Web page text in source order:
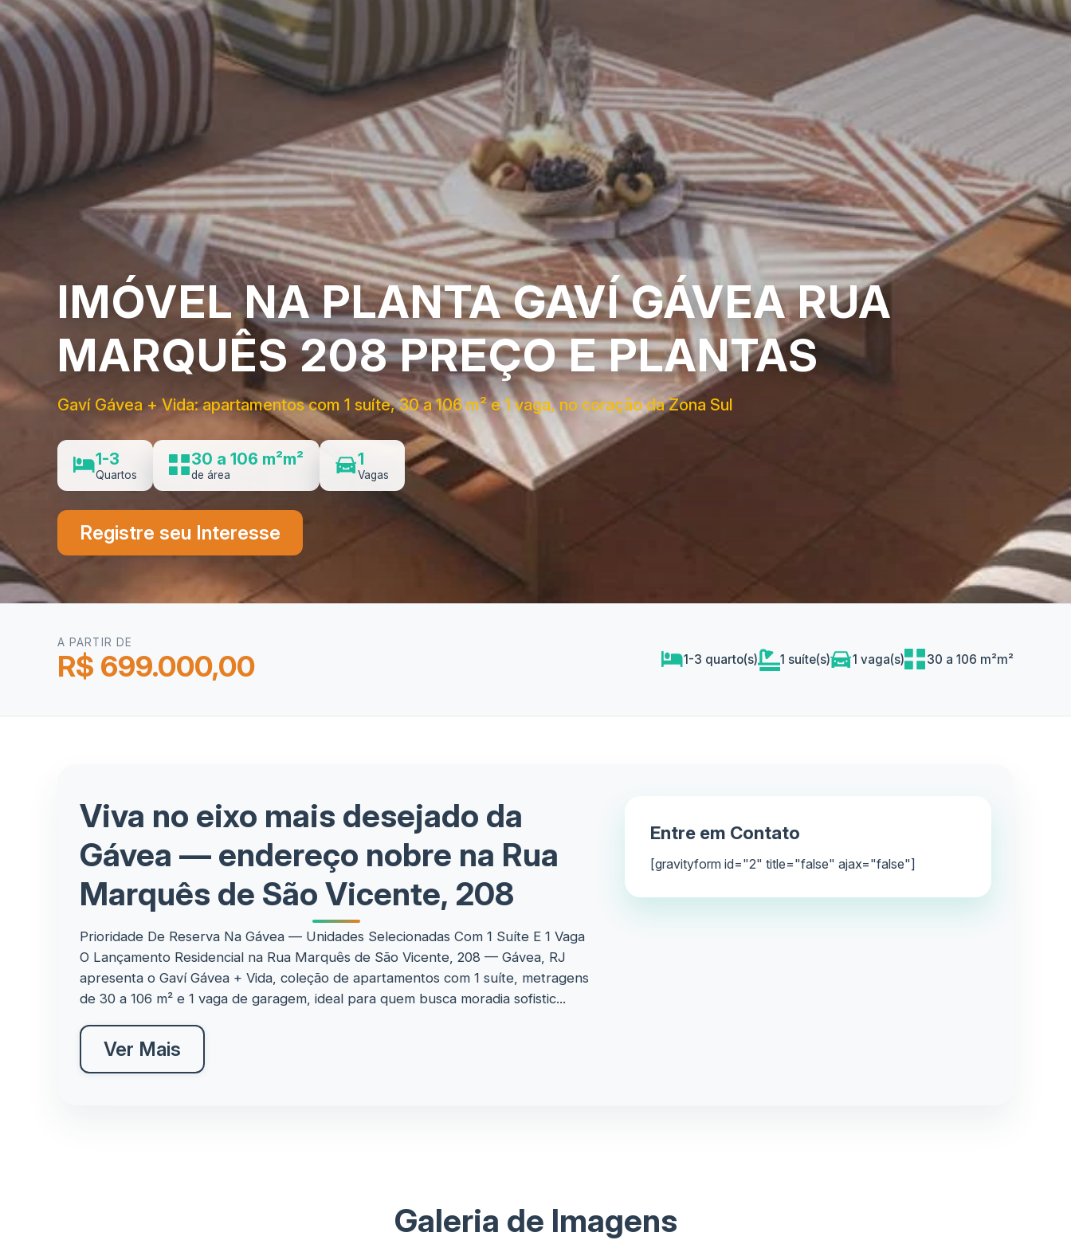
IMÓVEL NA PLANTA GAVÍ GÁVEA RUA
MARQUÊS 208 PREÇO E PLANTAS
Gaví Gávea + Vida: apartamentos com 1 suíte, 30 a 106 m² e 1 vaga, no coração da Zona Sul
1-3
Quartos
30 a 106 m²m²
de área
1
Vagas
Registre seu Interesse
A PARTIR DE
R$ 699.000,00 1-3 quarto(s) 1 suíte(s) 1 vaga(s) 30 a 106 m²m²
Viva no eixo mais desejado da
Gávea — endereço nobre na Rua
Marquês de São Vicente, 208
Prioridade De Reserva Na Gávea — Unidades Selecionadas Com 1 Suíte E 1 Vaga
O Lançamento Residencial na Rua Marquês de São Vicente, 208 — Gávea, RJ
apresenta o Gaví Gávea + Vida, coleção de apartamentos com 1 suíte, metragens
de 30 a 106 m² e 1 vaga de garagem, ideal para quem busca moradia sofistic...
Ver Mais
Entre em Contato
[gravityform id="2" title="false" ajax="false"]
Galeria de Imagens